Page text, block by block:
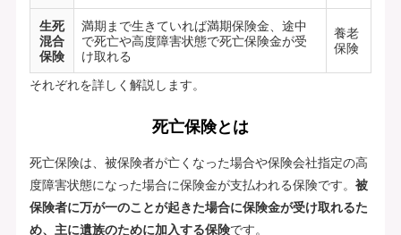
生死
混合
保険
満期まで生きていれば満期保険金、途中
で死亡や高度障害状態で死亡保険金が受
け取れる
養老
保険
それぞれを詳しく解説します。
死亡保険とは
死亡保険は、被保険者が亡くなった場合や保険会社指定の高
度障害状態になった場合に保険金が支払われる保険です。 被
保険者に万が一のことが起きた場合に保険金が受け取れるた
め、主に遺族のために加入する保険です。